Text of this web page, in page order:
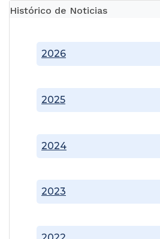
Histórico de Noticias
2023
2024
2025
2026